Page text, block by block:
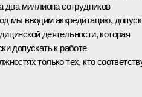
два миллиона сотрудников
мы вводим аккредитацию, допуск
деятельности, которая
допускать к работе
только тех, кто